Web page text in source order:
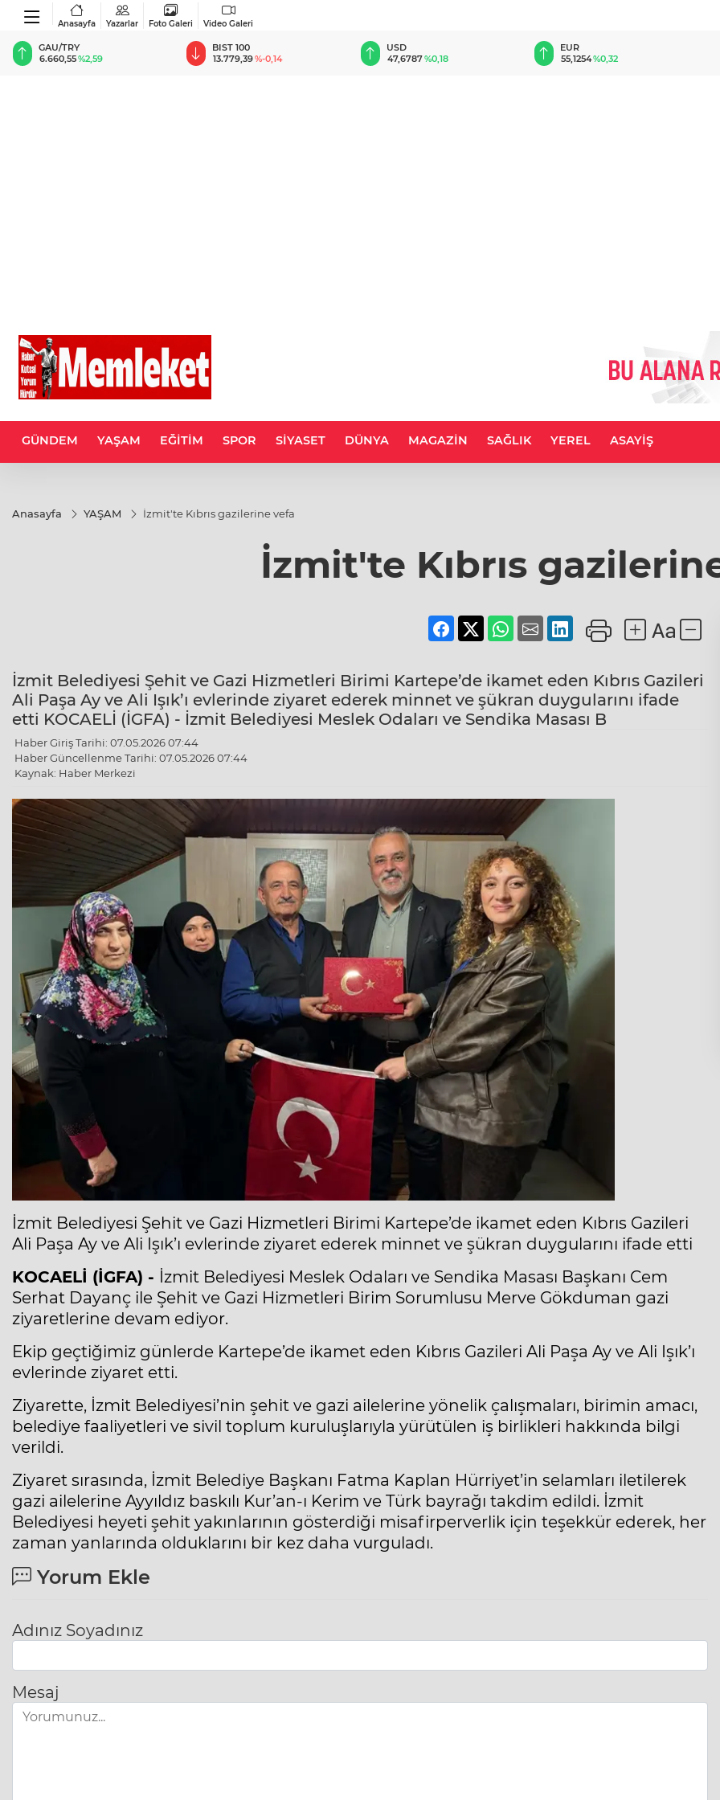
Anasayfa Yazarlar Foto Galeri Video Galeri
BIST 100
13.779,39%-0,14
USD
47,6787%0,18
EUR
55,1254%0,32
GBP
64,3468%0,38
GÜNDEM YAŞAM EĞİTİM SPOR SİYASET DÜNYA MAGAZİN SAĞLIK YEREL ASAYİŞ
Anasayfa YAŞAM İzmit'te Kıbrıs gazilerine vefa
İzmit'te Kıbrıs
İzmit Belediyesi Şehit ve Gazi Hizmetleri Birimi Kartepe’de ikamet eden Kıbrıs Gazileri
Ali Paşa Ay ve Ali Işık’ı evlerinde ziyaret ederek minnet ve şükran duygularını ifade
etti KOCAELİ (İGFA) - İzmit Belediyesi Meslek Odaları ve Sendika Masası B
Haber Giriş Tarihi: 07.05.2026 07:44
Haber Güncellenme Tarihi: 07.05.2026 07:44
Kaynak: Haber Merkezi
İzmit Belediyesi Şehit ve Gazi Hizmetleri Birimi Kartepe’de ikamet eden Kıbrıs Gazileri
Ali Paşa Ay ve Ali Işık’ı evlerinde ziyaret ederek minnet ve şükran duygularını ifade etti
KOCAELİ (İGFA) - İzmit Belediyesi Meslek Odaları ve Sendika Masası Başkanı Cem
Serhat Dayanç ile Şehit ve Gazi Hizmetleri Birim Sorumlusu Merve Gökduman gazi
ziyaretlerine devam ediyor.
Ekip geçtiğimiz günlerde Kartepe’de ikamet eden Kıbrıs Gazileri Ali Paşa Ay ve Ali Işık’ı
evlerinde ziyaret etti.
Ziyarette, İzmit Belediyesi’nin şehit ve gazi ailelerine yönelik çalışmaları, birimin amacı,
belediye faaliyetleri ve sivil toplum kuruluşlarıyla yürütülen iş birlikleri hakkında bilgi
verildi.
Ziyaret sırasında, İzmit Belediye Başkanı Fatma Kaplan Hürriyet’in selamları iletilerek
gazi ailelerine Ayyıldız baskılı Kur’an-ı Kerim ve Türk bayrağı takdim edildi. İzmit
Belediyesi heyeti şehit yakınlarının gösterdiği misafirperverlik için teşekkür ederek, her
zaman yanlarında olduklarını bir kez daha vurguladı.
Yorum Ekle
Adınız Soyadınız
Mesaj